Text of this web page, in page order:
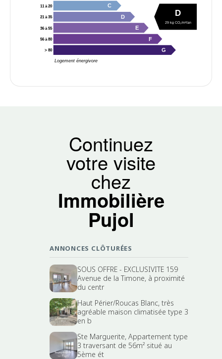
Logement énergivore
11 à 20 C
21 à 35 D
36 à 55 E
56 à 80 F
> 80 G
D
29 kg CO₂/m²/an
Continuez
votre visite
chez
Immobilière
Pujol
ANNONCES CLÔTURÉES
SOUS OFFRE - EXCLUSIVITE 159
Avenue de la Timone, à proximité
du centr
Haut Périer/Roucas Blanc, très
agréable maison climatisée type 3
en b
Ste Marguerite, Appartement type
3 traversant de 56m² situé au
5ème ét